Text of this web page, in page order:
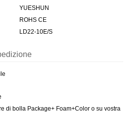
YUESHUN
ROHS CE
LD22-10E/S
di bolla Package+ Foam+Color o su vostra